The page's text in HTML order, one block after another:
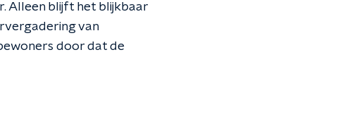
Alleen blijft het blijkbaar
van
door dat de